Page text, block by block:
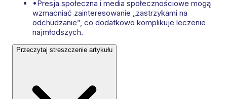
•Presja społeczna i media społecznościowe mogą
wzmacniać zainteresowanie „zastrzykami na
odchudzanie”, co dodatkowo komplikuje leczenie
najmłodszych.
Przeczytaj streszczenie artykułu